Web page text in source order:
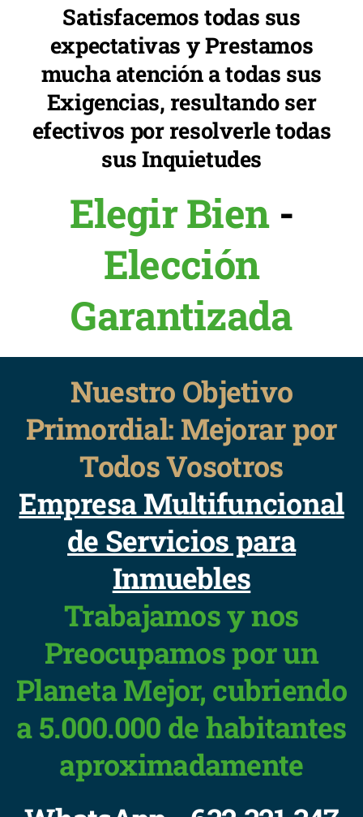
Satisfacemos todas sus
expectativas y Prestamos
mucha atención a todas sus
Exigencias, resultando ser
efectivos por resolverle todas
sus Inquietudes
Elegir Bien -
Elección
Garantizada
Nuestro Objetivo
Primordial: Mejorar por
Todos Vosotros
Empresa Multifuncional
de Servicios para
Inmuebles
Trabajamos y nos
Preocupamos por un
Planeta Mejor, cubriendo
a 5.000.000 de habitantes
aproximadamente